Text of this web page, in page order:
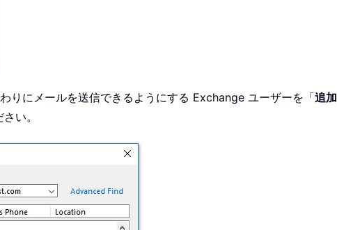
りにメールを送信できるようにする Exchange ユーザーを「追加
い。